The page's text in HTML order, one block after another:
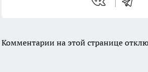
Комментарии на этой странице